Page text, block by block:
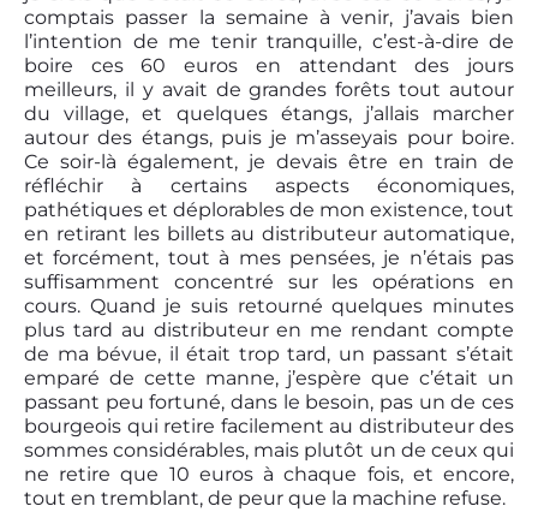
comptais passer la semaine à venir, j’avais bien
l’intention de me tenir tranquille, c’est-à-dire de
boire ces 60 euros en attendant des jours
meilleurs, il y avait de grandes forêts tout autour
du village, et quelques étangs, j’allais marcher
autour des étangs, puis je m’asseyais pour boire.
Ce soir-là également, je devais être en train de
réfléchir à certains aspects économiques,
pathétiques et déplorables de mon existence, tout
en retirant les billets au distributeur automatique,
et forcément, tout à mes pensées, je n’étais pas
suffisamment concentré sur les opérations en
cours. Quand je suis retourné quelques minutes
plus tard au distributeur en me rendant compte
de ma bévue, il était trop tard, un passant s’était
emparé de cette manne, j’espère que c’était un
passant peu fortuné, dans le besoin, pas un de ces
bourgeois qui retire facilement au distributeur des
sommes considérables, mais plutôt un de ceux qui
ne retire que 10 euros à chaque fois, et encore,
tout en tremblant, de peur que la machine refuse.